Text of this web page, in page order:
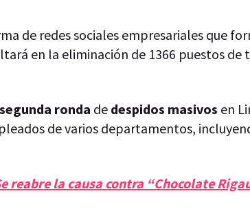
de redes sociales empresariales que
en la eliminación de 1366 puestos
segunda ronda de despidos masivos en
de varios departamentos,
reabre la causa contra “Chocolate